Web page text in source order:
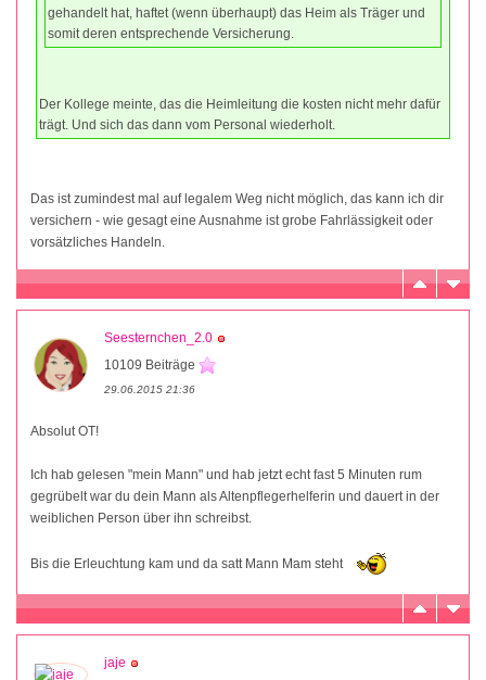
gehandelt hat, haftet (wenn überhaupt) das Heim als Träger und
somit deren entsprechende Versicherung.
Der Kollege meinte, das die Heimleitung die kosten nicht mehr dafür
trägt. Und sich das dann vom Personal wiederholt.
Das ist zumindest mal auf legalem Weg nicht möglich, das kann ich dir
versichern - wie gesagt eine Ausnahme ist grobe Fahrlässigkeit oder
vorsätzliches Handeln.
Seesternchen_2.0
10109 Beiträge
29.06.2015 21:36
Absolut OT!
Ich hab gelesen "mein Mann" und hab jetzt echt fast 5 Minuten rum
gegrübelt war du dein Mann als Altenpflegerhelferin und dauert in der
weiblichen Person über ihn schreibst.
Bis die Erleuchtung kam und da satt Mann Mam steht
jaje